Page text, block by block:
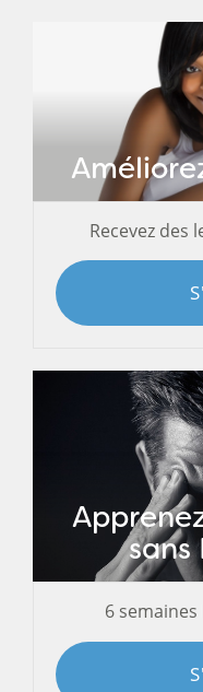
Recevez des
sans
6